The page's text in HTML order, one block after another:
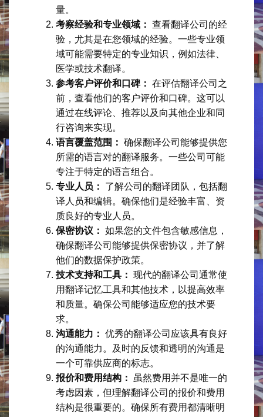
量。
考察经验和专业领域： 查看翻译公司的经
验，尤其是在您领域的经验。一些专业领
域可能需要特定的专业知识，例如法律、
医学或技术翻译。
参考客户评价和口碑： 在评估翻译公司之
前，查看他们的客户评价和口碑。这可以
通过在线评论、推荐以及向其他企业和同
行咨询来实现。
语言覆盖范围： 确保翻译公司能够提供您
所需的语言对的翻译服务。一些公司可能
专注于特定的语言组合。
专业人员：
了解公司的翻译团队，包括翻
译人员和编辑。确保他们是经验丰富、资
质良好的专业人员。
保密协议： 如果您的文件包含敏感信息，
确保翻译公司能够提供保密协议，并了解
他们的数据保护政策。
技术支持和工具： 现代的翻译公司通常使
用翻译记忆工具和其他技术，以提高效率
和质量。确保公司能够适应您的技术要
求。
沟通能力： 优秀的翻译公司应该具有良好
的沟通能力。及时的反馈和透明的沟通是
一个可靠供应商的标志。
报价和费用结构：
虽然费用并不是唯一的
考虑因素，但理解翻译公司的报价和费用
结构是很重要的。确保所有费用都清晰明